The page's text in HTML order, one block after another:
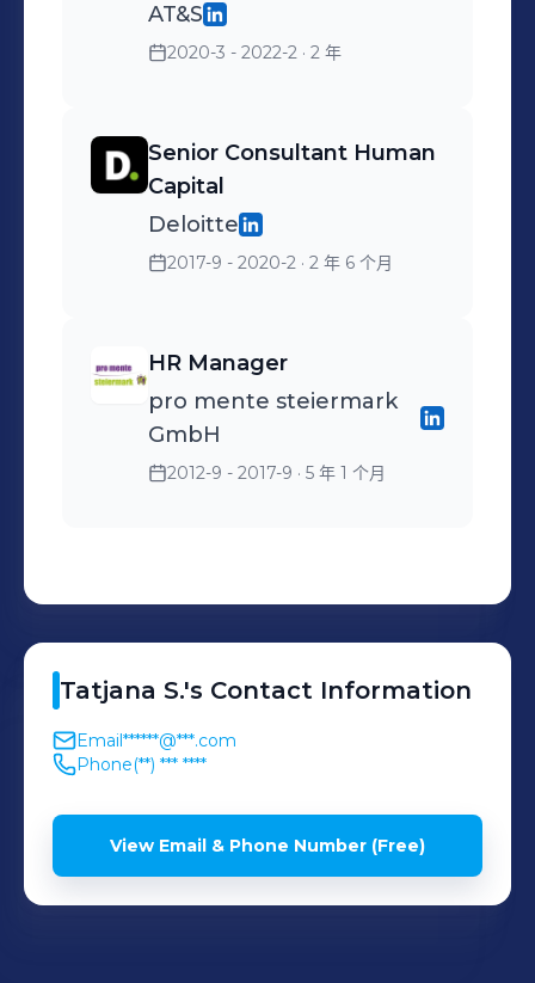
AT&S
2020-3 - 2022-2 · 2 年
Senior Consultant Human
Capital
Deloitte
2017-9 - 2020-2 · 2 年 6 个月
HR Manager
pro mente steiermark
GmbH
2012-9 - 2017-9 · 5 年 1 个月
Tatjana S.'s Contact Information
Email******@***.com
Phone(**) *** ****
View Email & Phone Number (Free)